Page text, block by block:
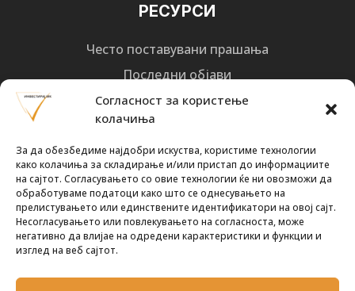
Согласност за користење
колачиња
За да обезбедиме најдобри искуства, користиме технологии
како колачиња за складирање и/или пристап до информациите
на сајтот. Согласувањето со овие технологии ќе ни овозможи да
обработуваме податоци како што се однесувањето на
прелистувањето или единствените идентификатори на овој сајт.
Несогласувањето или повлекувањето на согласноста, може
негативно да влијае на одредени карактеристики и функции и
изглед на веб сајтот.
РЕСУРСИ
Често поставувани прашања
Последни објави
Најнови вести
Почни со инвестирање
Претплати се за новости